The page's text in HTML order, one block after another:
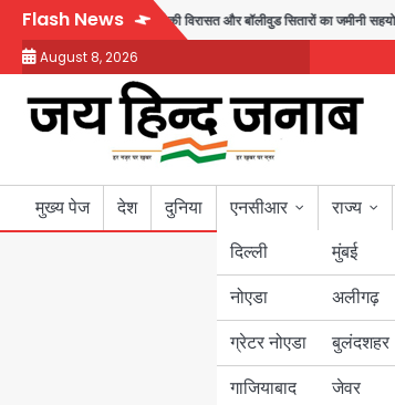
Skip
content
Flash News
तैयार; जुबीन गर्ग की विरासत और बॉलीवुड सितारों का जमीनी सहयोग
August 8, 2026
मुख्य पेज देश दुनिया
एनसीआर
दिल्ली
नोएडा
ग्रेटर नोएडा
गाजियाबाद
राज्य
मुंबई
उत्तर प्रदेश
अलीगढ़
बुलंदशहर
जेवर
बिहार
पंजाब